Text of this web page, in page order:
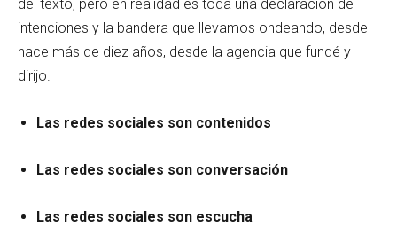
del texto, pero en realidad es toda una declaración de
intenciones y la bandera que llevamos ondeando, desde
hace más de diez años, desde la agencia que fundé y
dirijo.
Las redes sociales son contenidos
Las redes sociales son conversación
Las redes sociales son escucha